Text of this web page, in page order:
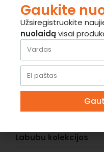
Ar galiu atsiimti
Klientų aptarnavimas
Labubu kolekcijos
Gaukite
Užsiregistruokite
nuolaidąvisai